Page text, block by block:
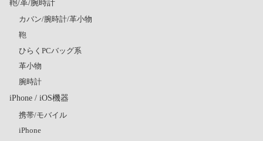
鞄/革/腕時計
カバン/腕時計/革小物
鞄
ひらくPCバッグ系
革小物
腕時計
iPhone / iOS機器
携帯/モバイル
iPhone